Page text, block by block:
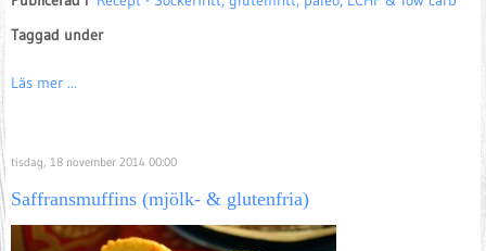
Taggad under
Läs mer ...
tisdag, 18 november 2014 00:00
Saffransmuffins (mjölk- & glutenfria)